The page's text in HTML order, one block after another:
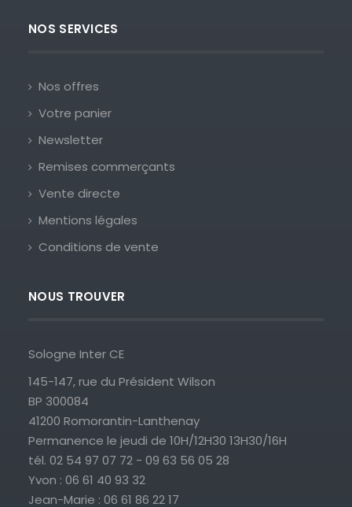
NOS SERVICES
Nos offres
Votre panier
Newsletter
Remises commerçants
Vente directe
Mentions légales
Conditions de vente
NOUS TROUVER
Sologne Inter CE
145-147, rue du Président Wilson
BP 300084
41200 Romorantin-Lanthenay
Permanence le jeudi de 10H/12H30 13H30/16H
tél. 02 54 97 07 72 - 09 63 56 05 28
Yvon : 06 61 40 93 32
Jean-Marie : 06 61 86 22 17